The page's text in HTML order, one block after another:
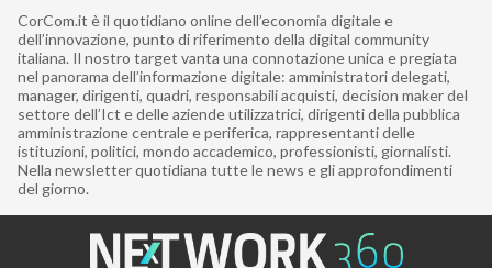
CorCom.it è il quotidiano online dell’economia digitale e
dell’innovazione, punto di riferimento della digital community
italiana. Il nostro target vanta una connotazione unica e pregiata
nel panorama dell’informazione digitale: amministratori delegati,
manager, dirigenti, quadri, responsabili acquisti, decision maker del
settore dell’Ict e delle aziende utilizzatrici, dirigenti della pubblica
amministrazione centrale e periferica, rappresentanti delle
istituzioni, politici, mondo accademico, professionisti, giornalisti.
Nella newsletter quotidiana tutte le news e gli approfondimenti
del giorno.